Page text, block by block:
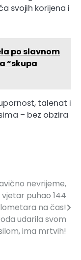
svojih korijena i
po slavnom
“skupa
talenat i
– bez obzira
nevrijeme,
vjetar puhao 144
na čas!
udarila svom
ima mrtvih!